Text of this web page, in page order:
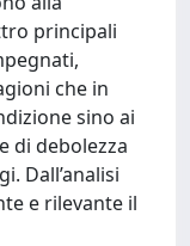
principali
che in
sino ai
di debolezza
Dall’analisi
e rilevante il